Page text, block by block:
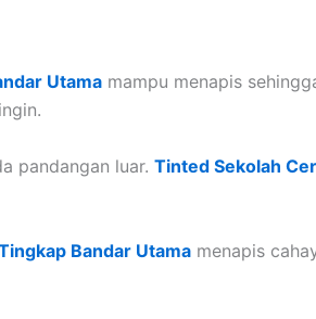
Utama mampu menapis
pandangan luar. Tinted Sekolah
Bandar Utama menapis